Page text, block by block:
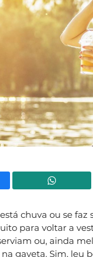
Facebook
chuva ou se faz
para voltar a
ou, ainda
gaveta. Sim, leu